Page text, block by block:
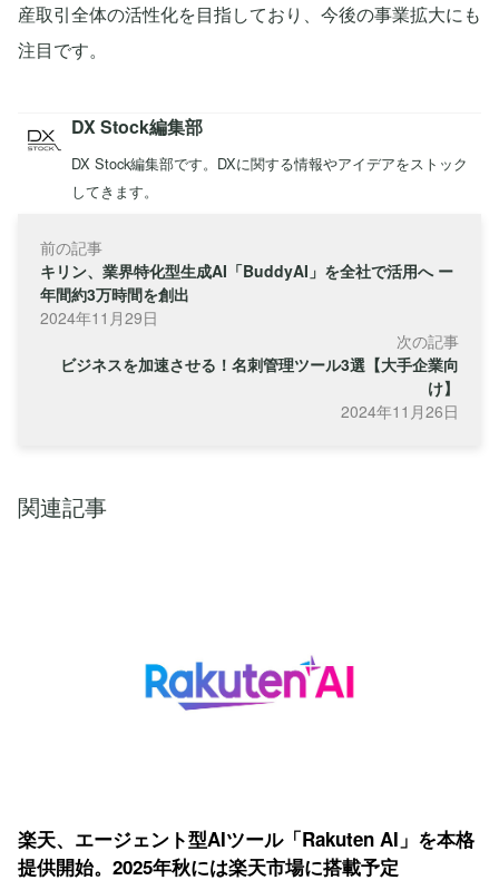
産取引全体の活性化を目指しており、今後の事業拡大にも
注目です。
DX Stock編集部
DX Stock編集部です。DXに関する情報やアイデアをストック
してきます。
前の記事
キリン、業界特化型生成AI「BuddyAI」を全社で活用へ ー
年間約3万時間を創出
2024年11月29日
次の記事
ビジネスを加速させる！名刺管理ツール3選【大手企業向
け】
2024年11月26日
関連記事
楽天、エージェント型AIツール「Rakuten AI」を本格
提供開始。2025年秋には楽天市場に搭載予定